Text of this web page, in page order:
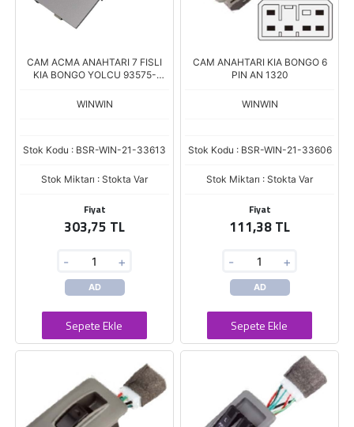
CAM ACMA ANAHTARI 7 FISLI
KIA BONGO YOLCU 93575-
WINWIN
Stok Kodu : BSR-WIN-21-33613
Stok Miktarı : Stokta Var
Fiyat
303,75 TL
- +
AD
Sepete Ekle
CAM ANAHTARI KIA BONGO 6
PIN AN 1320
WINWIN
Stok Kodu : BSR-WIN-21-33606
Stok Miktarı : Stokta Var
Fiyat
111,38 TL
- +
AD
Sepete Ekle